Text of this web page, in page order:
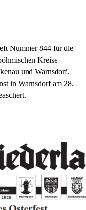
Nummer 844 für die
Kreise
und Warnsdorf.
in Warnsdorf am 28.